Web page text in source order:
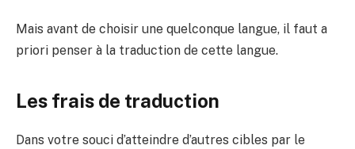
Mais avant de choisir une quelconque langue, il faut a
priori penser à la traduction de cette langue.
Les frais de traduction
Dans votre souci d’atteindre d’autres cibles par le